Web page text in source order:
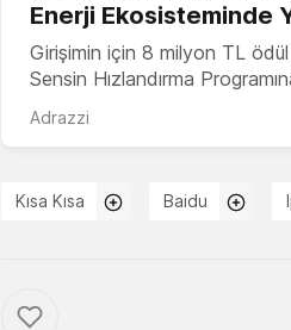
Enerji Ekosisteminde
Girişimin için 8 milyon TL
Sensin Hızlandırma
Adrazzi
Kısa Kısa Baidu